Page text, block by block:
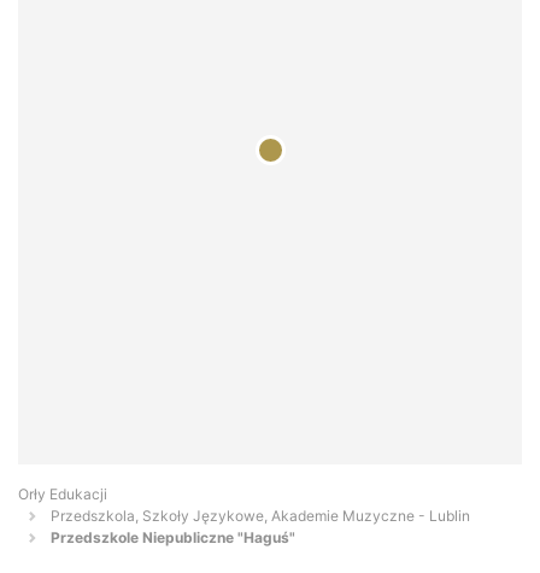
Orły Edukacji
Przedszkola, Szkoły Językowe, Akademie Muzyczne - Lublin
Przedszkole Niepubliczne "Haguś"